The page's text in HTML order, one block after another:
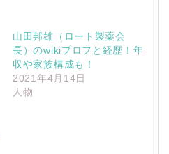
山田邦雄（ロート製薬会
長）のwikiプロフと経歴！年
収や家族構成も！
2021年4月14日
人物